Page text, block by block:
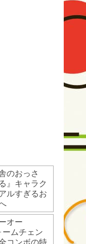
のおっさ
』キャラク
ルすぎるお
オー
ームチェン
コンボの特